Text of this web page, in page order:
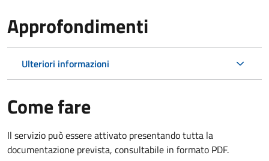
Approfondimenti
Ulteriori informazioni
Come fare
Il servizio può essere attivato presentando tutta la
documentazione prevista, consultabile in formato PDF.